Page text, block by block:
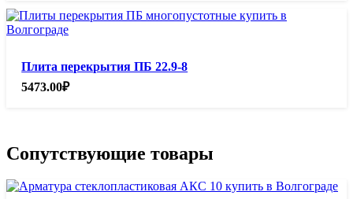
Плита перекрытия ПБ 22.9-8
5473.00₽
Сопутствующие товары